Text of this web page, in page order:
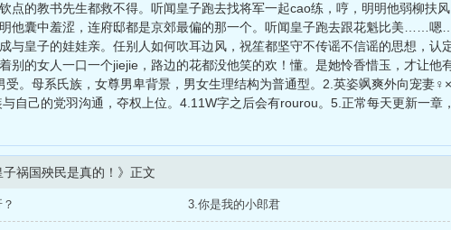
的教书先生都救不得。听闻皇子跑去找将军一起cao练，哼，明明他弱柳扶风
他囊中羞涩，连府邸都是京郊最偏的那一个。听闻皇子跑去跟花魁比美……嗯
皇子的娃娃亲。任别人如何吹耳边风，祝笙都坚守不传谣不信谣的思想，认
的女人一口一个jiejie，路边的花都没他笑的欢！懂。是她怜香惜玉，才让他
。母系氏族，女尊男卑背景，男女生理结构为普通型。2.英姿飒爽外向宠妻
自己的党羽沟通，夺权上位。4.11W字之后会有rourou。5.正常每天更新一章
子祸国殃民是真的！》正文
3.你是我的小郎君